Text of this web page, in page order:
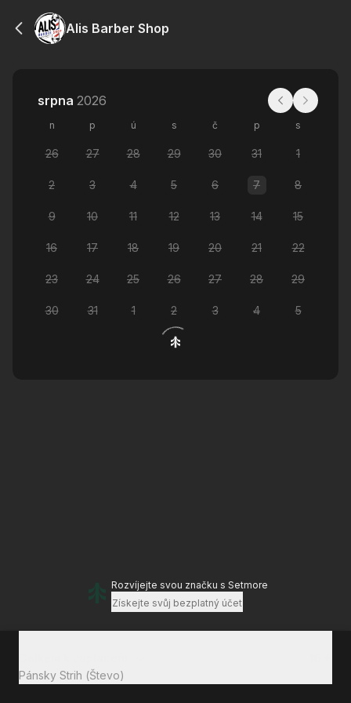
Alis Barber Shop
srpna 2026
n p ú s č p s
26 27 28 29 30 31 1
2 3 4 5 6 7 8
9 10 11 12 13 14 15
16 17 18 19 20 21 22
23 24 25 26 27 28 29
30 31 1 2 3 4 5
Rozvíjejte svou značku s Setmore
Získejte svůj bezplatný účet
Pánsky Strih (Števo)